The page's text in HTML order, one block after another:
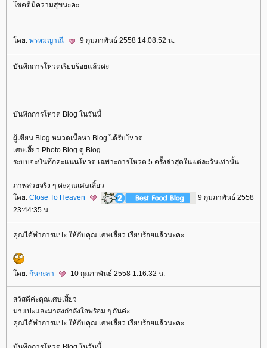
ชคดีมีความสุขนะคะ
ดย: พรหมญาณี 9 กุมภาพันธ์ 2558 14:08:52 น.
บันทึกการโหวตเรียบร้อยแล้วค่ะ
บันทึกการโหวต Blog ในวันนี้
ผู้เขียน Blog หมวดเนื้อหา Blog ได้รับโหวต
เศษเสี้ยว Photo Blog ดู Blog
ระบบจะบันทึกคะแนนโหวต เฉพาะการโหวต 5 ครั้งล่าสุดในแต่ละวันเท่านั้น
ภาพสวยจริง ๆ ค่ะคุณเศษเสี้ยว
ดย: Close To Heaven
9 กุมภาพันธ์ 2558
23:44:35 น.
คุณได้ทำการแปะ ให้กับคุณ เศษเสี้ยว เรียบร้อยแล้วนะคะ
ดย: ก้นกะลา 10 กุมภาพันธ์ 2558 1:16:32 น.
สวัสดีค่ะคุณเศษเสี้ยว
มาแปะและมาส่งกำลังใจพร้อม ๆ กันค่ะ
คุณได้ทำการแปะ ให้กับคุณ เศษเสี้ยว เรียบร้อยแล้วนะคะ